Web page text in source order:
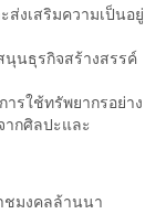
งเสริมความเป็นอยู่
นุนธุรกิจสร้างสรรค์
รใช้ทรัพยากรอย่าง
กศิลปะและ
ชมงคลล้านนา